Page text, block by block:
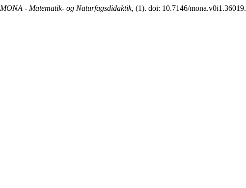
MONA - Matematik- og Naturfagsdidaktik, (1). doi: 10.7146/mona.v0i1.36019.